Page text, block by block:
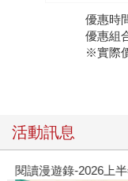
優惠時
優惠組
※實際
活動訊息
閱讀漫遊錄-2026上